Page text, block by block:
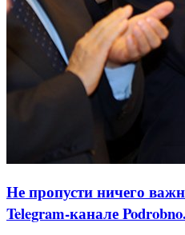
Не пропусти ничего
Telegram-канале